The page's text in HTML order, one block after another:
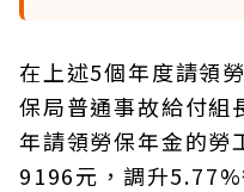
在上述5個年度請領
保局普通事故給付組
年請領勞保年金的勞
9196元，調升